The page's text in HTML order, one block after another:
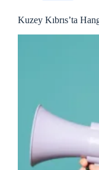
Kuzey Kıbrıs’ta